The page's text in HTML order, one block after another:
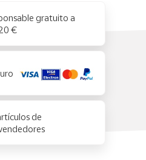
gratuito a
€
de